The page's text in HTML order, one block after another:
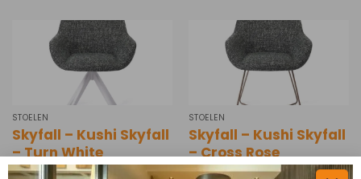
STOELEN
Skyfall – Kushi Skyfall
– Turn White
€259,00
STOELEN
Skyfall – Kushi Skyfall
– Cross Rose
€299,00